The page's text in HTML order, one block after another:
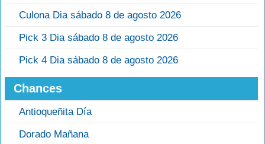
Culona Dia sábado 8 de agosto 2026
Pick 3 Dia sábado 8 de agosto 2026
Pick 4 Dia sábado 8 de agosto 2026
Chances
Antioqueñita Día
Dorado Mañana